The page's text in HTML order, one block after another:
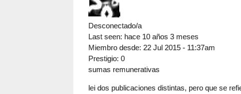
Desconectado/a
Last seen: hace 10 años 3 meses
Miembro desde: 22 Jul 2015 - 11:37am
Prestigio: 0
sumas remunerativas
lei dos publicaciones distintas, pero que se